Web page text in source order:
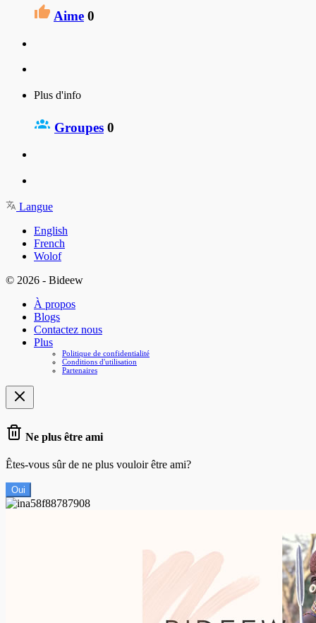
Aime 0
Plus d'info
Groupes 0
Langue
English
French
Wolof
© 2026 - Bideew
À propos
Blogs
Contactez nous
Plus
Politique de confidentialité
Conditions d'utilisation
Partenaires
Ne plus être ami
Êtes-vous sûr de ne plus vouloir être ami?
Oui